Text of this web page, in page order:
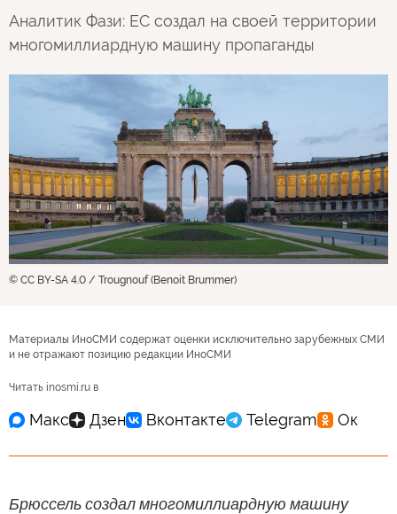
Аналитик Фази: ЕС создал на своей территории
многомиллиардную машину пропаганды
© CC BY-SA 4.0 / Trougnouf (Benoit Brummer)
Материалы ИноСМИ содержат оценки исключительно зарубежных СМИ
и не отражают позицию редакции ИноСМИ
Читать inosmi.ru в
Брюссель создал многомиллиардную машину